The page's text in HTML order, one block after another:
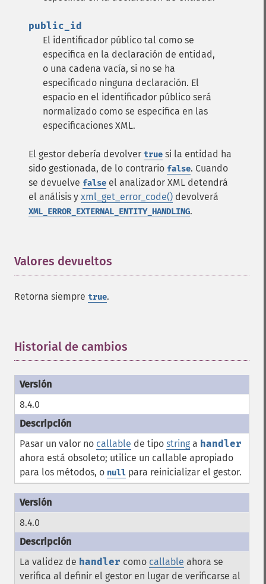
public_id
El identificador público tal como se
especifica en la declaración de entidad,
o una cadena vacía, si no se ha
especificado ninguna declaración. El
espacio en el identificador público será
normalizado como se especifica en las
especificaciones XML.
El gestor debería devolver true si la entidad ha
sido gestionada, de lo contrario false. Cuando
se devuelve false el analizador XML detendrá
el análisis y xml_get_error_code() devolverá
XML_ERROR_EXTERNAL_ENTITY_HANDLING.
Valores devueltos
Retorna siempre true.
Historial de cambios
8.4.0
Pasar un valor no callable de tipo string a handler
ahora está obsoleto; utilice un callable apropiado
para los métodos, o null para reinicializar el gestor.
8.4.0
La validez de handler como callable ahora se
verifica al definir el gestor en lugar de verificarse al